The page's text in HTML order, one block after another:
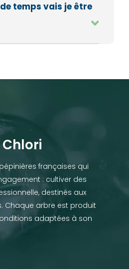
temps vais je être
Chlori
françaises qui
: cultiver des
destinés aux
Chaque arbre est produit
adaptées à son